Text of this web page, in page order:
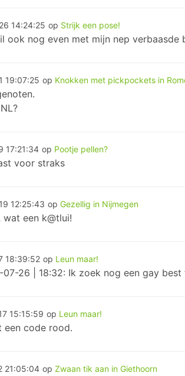
14:24:25 op Strijk een pose!
ook nog even met mijn nep verbaasde
19:07:25 op Knokken met pickpockets in
17:21:34 op Pootje pellen?
voor straks
12:25:43 op Gezellig in Nijmegen
een k@tlui!
18:39:52 op Leun maar!
07-26 | 18:32: Ik zoek nog een gay best
15:15:59 op Leun maar!
een code rood.
21:05:04 op Zwaan tik aan in Giethoorn